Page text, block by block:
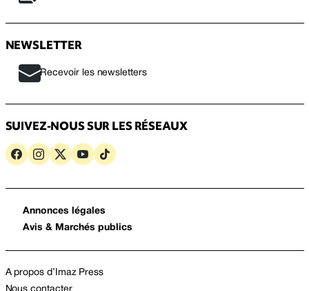
NEWSLETTER
Recevoir les newsletters
SUIVEZ-NOUS SUR LES RÉSEAUX
Annonces légales
Avis & Marchés publics
A propos d’Imaz Press
Nous contacter